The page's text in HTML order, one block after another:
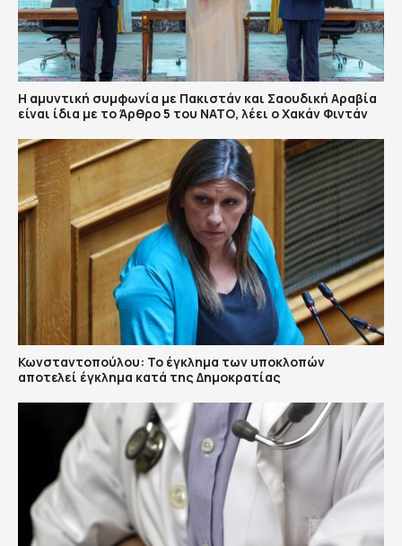
Η αμυντική συμφωνία με Πακιστάν και Σαουδική Αραβία
είναι ίδια με το Άρθρο 5 του ΝΑΤΟ, λέει ο Χακάν Φιντάν
Κωνσταντοπούλου: Το έγκλημα των υποκλοπών
αποτελεί έγκλημα κατά της Δημοκρατίας